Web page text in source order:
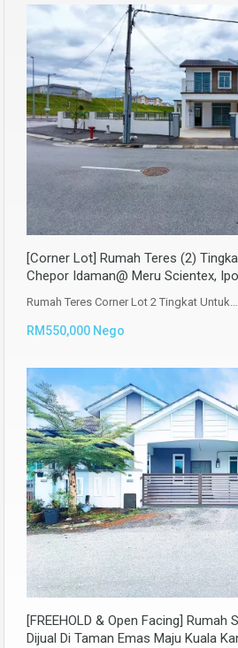
[Corner Lot] Rumah Teres (2)
Chepor Idaman@ Meru Scientex,
Rumah Teres Corner Lot 2 Tingkat Untuk…
RM550,000 Nego
[FREEHOLD & Open Facing] Rumah
Dijual Di Taman Emas Maju Kuala